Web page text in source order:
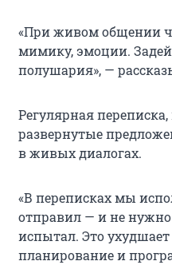
«При живом общении
мимику, эмоции.
полушария», —
Регулярная
развернутые
в живых диалогах.
«В переписках мы
отправил — и не
испытал. Это
планирование и